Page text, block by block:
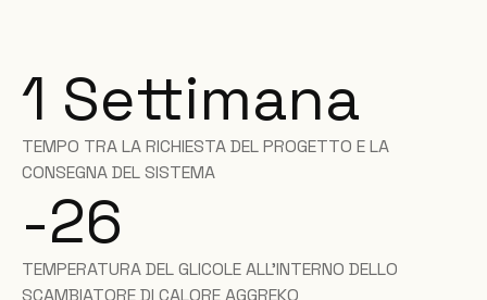
1 Settimana
TEMPO TRA LA RICHIESTA DEL PROGETTO E LA
CONSEGNA DEL SISTEMA
-26
TEMPERATURA DEL GLICOLE ALL'INTERNO DELLO
SCAMBIATORE DI CALORE AGGREKO